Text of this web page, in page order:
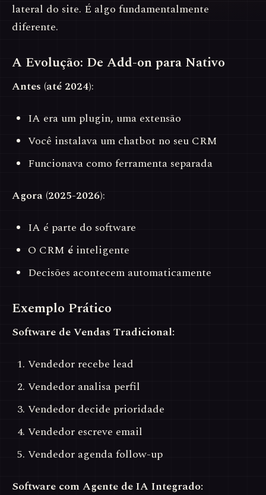
lateral do site. É algo fundamentalmente
diferente.
A Evolução: De Add-on para Nativo
Antes (até 2024):
IA era um plugin, uma extensão
Você instalava um chatbot no seu CRM
Funcionava como ferramenta separada
Agora (2025-2026):
IA é parte do software
O CRM é inteligente
Decisões acontecem automaticamente
Exemplo Prático
Software de Vendas Tradicional:
Vendedor recebe lead
Vendedor analisa perfil
Vendedor decide prioridade
Vendedor escreve email
Vendedor agenda follow-up
Software com Agente de IA Integrado: